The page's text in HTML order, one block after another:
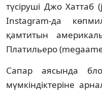
түсіруші Джо
Instagram-да
қамтитын
Платильеро
Сапар аясында
мүмкіндіктеріне